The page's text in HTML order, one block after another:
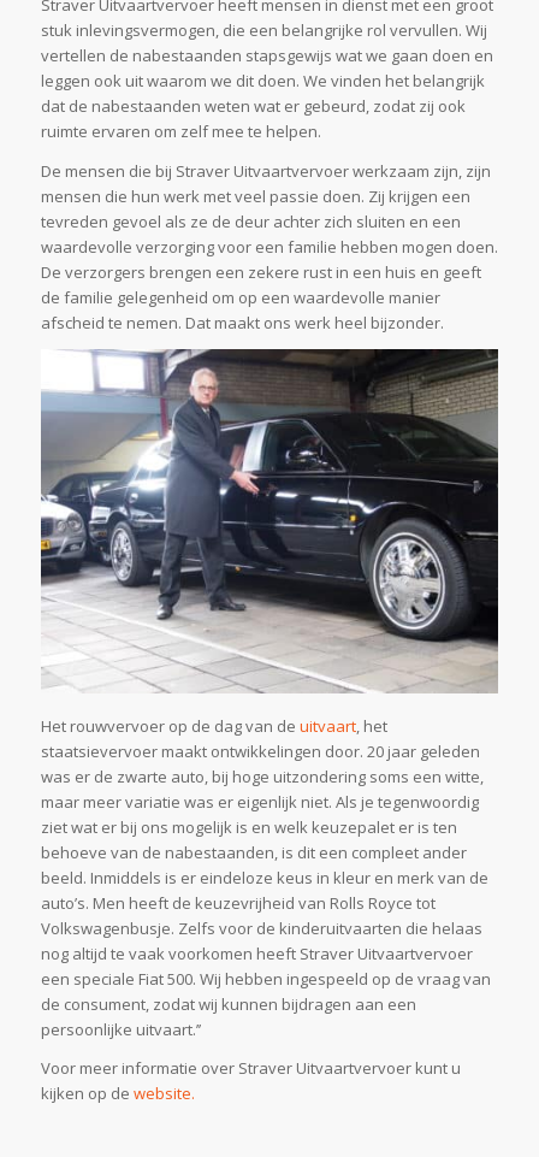
Straver Uitvaartvervoer heeft mensen in dienst met een groot
stuk inlevingsvermogen, die een belangrijke rol vervullen. Wij
vertellen de nabestaanden stapsgewijs wat we gaan doen en
leggen ook uit waarom we dit doen. We vinden het belangrijk
dat de nabestaanden weten wat er gebeurd, zodat zij ook
ruimte ervaren om zelf mee te helpen.
De mensen die bij Straver Uitvaartvervoer werkzaam zijn, zijn
mensen die hun werk met veel passie doen. Zij krijgen een
tevreden gevoel als ze de deur achter zich sluiten en een
waardevolle verzorging voor een familie hebben mogen doen.
De verzorgers brengen een zekere rust in een huis en geeft
de familie gelegenheid om op een waardevolle manier
afscheid te nemen. Dat maakt ons werk heel bijzonder.
Het rouwvervoer op de dag van de uitvaart, het
staatsievervoer maakt ontwikkelingen door. 20 jaar geleden
was er de zwarte auto, bij hoge uitzondering soms een witte,
maar meer variatie was er eigenlijk niet. Als je tegenwoordig
ziet wat er bij ons mogelijk is en welk keuzepalet er is ten
behoeve van de nabestaanden, is dit een compleet ander
beeld. Inmiddels is er eindeloze keus in kleur en merk van de
auto’s. Men heeft de keuzevrijheid van Rolls Royce tot
Volkswagenbusje. Zelfs voor de kinderuitvaarten die helaas
nog altijd te vaak voorkomen heeft Straver Uitvaartvervoer
een speciale Fiat 500. Wij hebben ingespeeld op de vraag van
de consument, zodat wij kunnen bijdragen aan een
persoonlijke uitvaart.’’
Voor meer informatie over Straver Uitvaartvervoer kunt u
kijken op de website.